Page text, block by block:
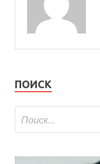
ПОИСК